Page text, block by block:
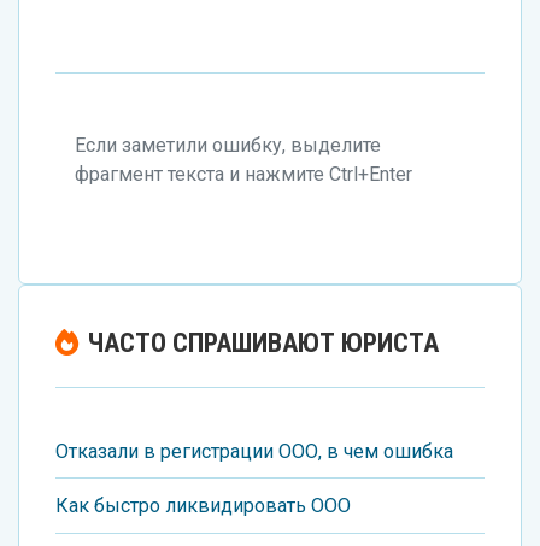
Если заметили ошибку, выделите
фрагмент текста и нажмите Ctrl+Enter
ЧАСТО СПРАШИВАЮТ ЮРИСТА
Отказали в регистрации ООО, в чем ошибка
Как быстро ликвидировать ООО